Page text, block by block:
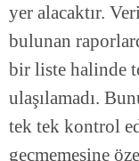
yer alacaktır.
bulunan
bir liste halinde
ulaşılamadı.
tek tek kontrol
geçmemesine